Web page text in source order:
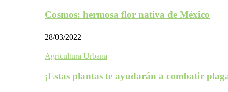
Cosmos: hermosa flor nativa de México
28/03/2022
Agricultura Urbana
¡Estas plantas te ayudarán a combatir